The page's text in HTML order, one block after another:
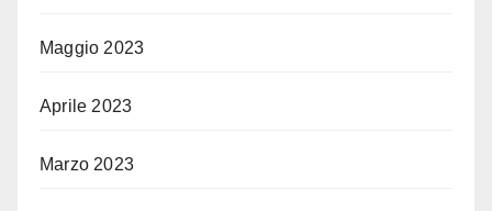
Maggio 2023
Aprile 2023
Marzo 2023